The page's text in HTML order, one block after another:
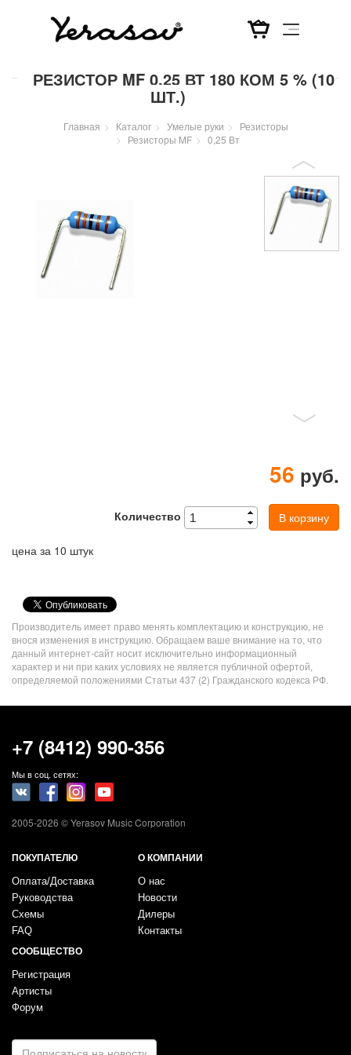
РЕЗИСТОР MF 0,25 ВТ 180 КОМ 5 % (10
ШТ.)
Главная Каталог Умелые руки
Резисторы
Резисторы MF
0,25 Вт
цена за 10 штук
56 руб.
Количество В корзину
VK
Share
Button
Производитель имеет право менять комплектацию и конструкцию, не
внося изменения в инструкцию. Обращаем ваше внимание на то, что
данный интернет-сайт носит исключительно информационный
характер и ни при каких условиях не является публичной офертой,
определяемой положениями Статьи 437 (2) Гражданского кодекса РФ.
+7 (8412) 990-356
Мы в соц. сетях:
2005-2026 © Yerasov Music Corporation
ПОКУПАТЕЛЮ
Оплата/Доставка
Руководства
Схемы
FAQ
О КОМПАНИИ
О нас
Новости
Дилеры
Контакты
СООБЩЕСТВО
Регистрация
Артисты
Форум
E-